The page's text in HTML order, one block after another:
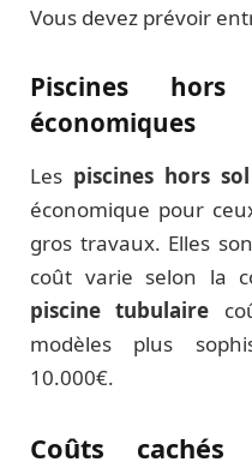
Vous devez prévoir
Piscines
économiques
Les piscines hors sol
économique pour
gros travaux. Elles
coût varie selon la
piscine tubulaire
modèles plus
10.000€.
Coûts